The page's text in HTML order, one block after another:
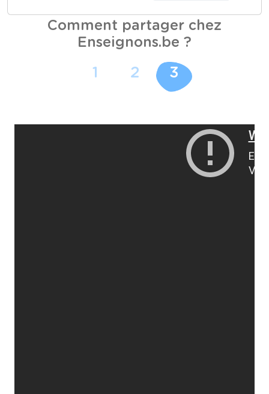
Comment partager chez
Enseignons.be ?
1 2 3